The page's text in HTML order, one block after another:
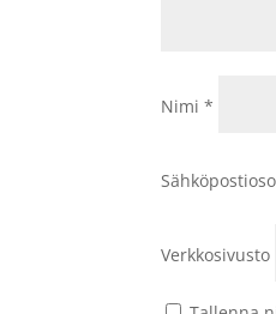
Nimi*
Verkkosivusto